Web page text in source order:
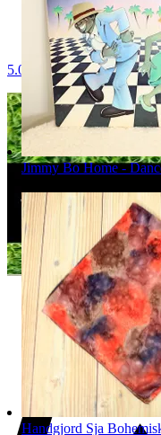
5.0
Jimmy Bo Home -
Handgjord Sja